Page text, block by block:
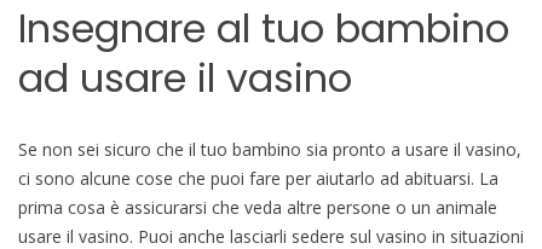
Insegnare al tuo bambino
ad usare il vasino
Se non sei sicuro che il tuo bambino sia pronto a usare il vasino,
ci sono alcune cose che puoi fare per aiutarlo ad abituarsi. La
prima cosa è assicurarsi che veda altre persone o un animale
usare il vasino. Puoi anche lasciarli sedere sul vasino in situazioni